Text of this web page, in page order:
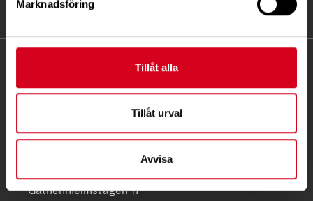
Marknadsföring
Tillåt alla
Tillåt urval
Avvisa
Besöksadress:
Gathenhielmsvägen 17, 302 91 Halmstad
Telefon:035-10 50 24
Gathenhielmsvägen 17